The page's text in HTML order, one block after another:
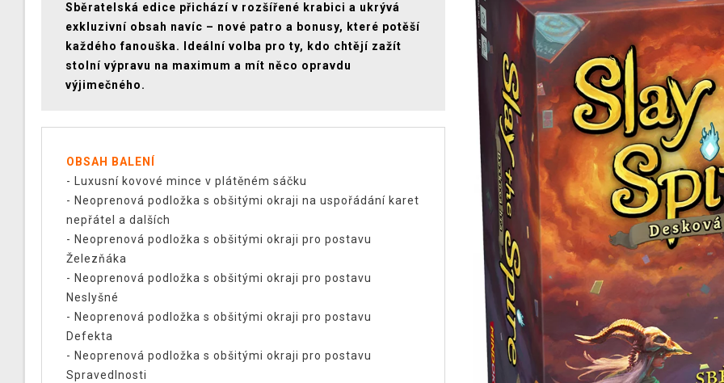
Sběratelská edice přichází v rozšířené krabici a ukrývá
exkluzivní obsah navíc – nové patro a bonusy, které potěší
každého fanouška. Ideální volba pro ty, kdo chtějí zažít
stolní výpravu na maximum a mít něco opravdu
výjimečného.
OBSAH BALENÍ
- Luxusní kovové mince v plátěném sáčku
- Neoprenová podložka s obšitými okraji na uspořádání karet
nepřátel a dalších
- Neoprenová podložka s obšitými okraji pro postavu
Železňáka
- Neoprenová podložka s obšitými okraji pro postavu
Neslyšné
- Neoprenová podložka s obšitými okraji pro postavu
Defekta
- Neoprenová podložka s obšitými okraji pro postavu
Spravedlnosti